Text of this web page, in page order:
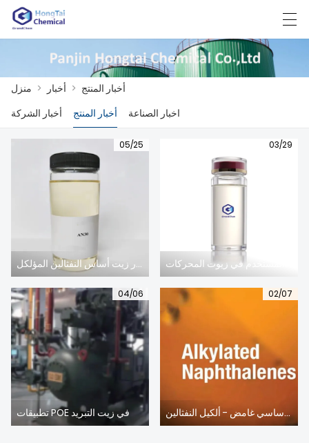
المنتجات
مصنع العرض
الاتصال بنا
معلومات عنا
العربية 中文 English 日本語 한국어
منزل > أخبار > أخبار المنتج
أخبار الشركة
أخبار المنتج اخبار الصناعة
05/25
لماذا تختار زيت أساس النفثالين المؤلكل
03/29
04/06
تطبيقات POE في زيت التبريد
02/07
زيت أساسي غامض - ألكيل النفثالين